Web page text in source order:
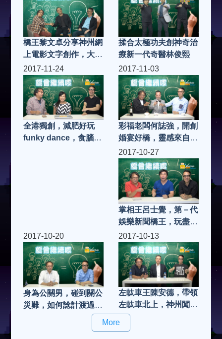
橋王黎文卓分享神州網
上電影文字創作，大市
場必勝心得
揉合太極功夫創神奇治
療新一代奇醫林俊熙
2017-11-24
全港獨創，減肥好玩
funky dance，食腦
2017-11-03
彩福老闆何誌強，開創
婚宴好橋，靈感來自邊
度
2017-10-27
掌相王呂士覺，第－代
娛樂新聞橋王，玩盡粒
粒巨星，天天爆好橋
2017-10-20
身為公關男，碰到關公
災難，如何諗計渡過難
2017-10-13
左軚車王陳安德，帶領
左軚車北上，神州闖蕩
好橋三十年
More